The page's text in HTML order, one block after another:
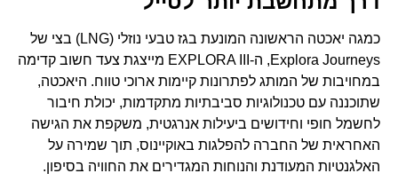
כמגה יאכטה הראשונה המונעת בגז טבעי נוזלי (LNG) בצי של
Explora Journeys, ה-EXPLORA III מייצגת צעד חשוב קדימה
במחויבות של המותג לפתרונות קיימות ארוכי טווח. היאכטה,
שתוכננה עם טכנולוגיות סביבתיות מתקדמות, יכולת חיבור
לחשמל חופי וחידושים ביעילות אנרגטית, משקפת את הגישה
האחראית של החברה להפלגות באוקיינוס, תוך שמירה על
האלגנטיות המעודנת והנוחות המגדירים את החוויה בסיפון.